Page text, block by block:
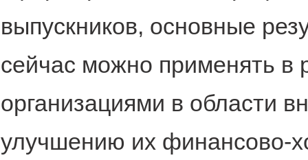
выпускников, основные
сейчас можно применять в
организациями в области
улучшению их финансово-